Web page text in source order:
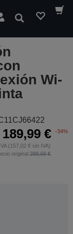
Buscar
Wi-
189,99 € -34%
(157,02 € sin IVA)
original 288,68 €